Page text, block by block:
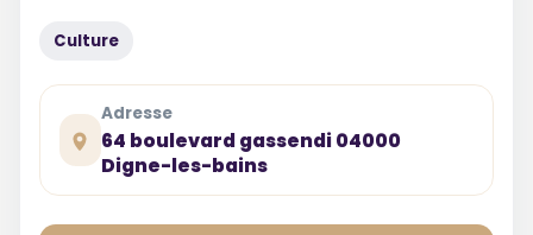
Culture
Adresse
64 boulevard gassendi 04000
Digne-les-bains